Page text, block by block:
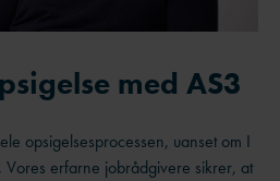
med AS3
opsigelsesprocessen, uanset om I
erfarne jobrådgivere sikrer, at